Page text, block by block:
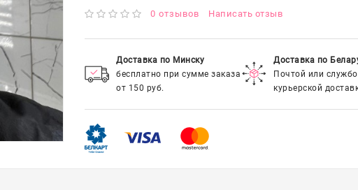
0 отзывов Написать отзыв
Доставка по Минску
бесплатно при сумме заказа
от 150 руб.
Доставка по
Почтой или
курьерской